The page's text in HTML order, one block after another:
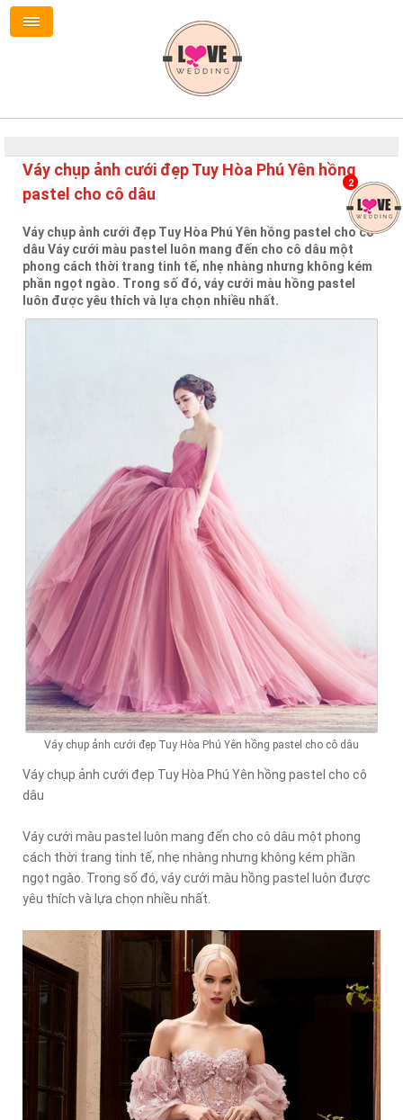
Váy chụp ảnh cưới đẹp Tuy Hòa Phú Yên hồng
pastel cho cô dâu
Váy chụp ảnh cưới đẹp Tuy Hòa Phú Yên hồng pastel cho cô
dâu Váy cưới màu pastel luôn mang đến cho cô dâu một
phong cách thời trang tinh tế, nhẹ nhàng nhưng không kém
phần ngọt ngào. Trong số đó, váy cưới màu hồng pastel
luôn được yêu thích và lựa chọn nhiều nhất.
Váy chụp ảnh cưới đẹp Tuy Hòa Phú Yên hồng pastel cho cô dâu
Váy chụp ảnh cưới đẹp Tuy Hòa Phú Yên hồng pastel cho cô
dâu
Váy cưới màu pastel luôn mang đến cho cô dâu một phong
cách thời trang tinh tế, nhẹ nhàng nhưng không kém phần
ngọt ngào. Trong số đó, váy cưới màu hồng pastel luôn được
yêu thích và lựa chọn nhiều nhất.
2